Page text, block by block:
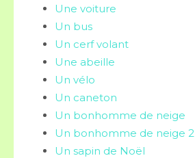
Une voiture
Un bus
Un cerf volant
Une abeille
Un vélo
Un caneton
Un bonhomme de neige
Un bonhomme de neige 2
Un sapin de Noël